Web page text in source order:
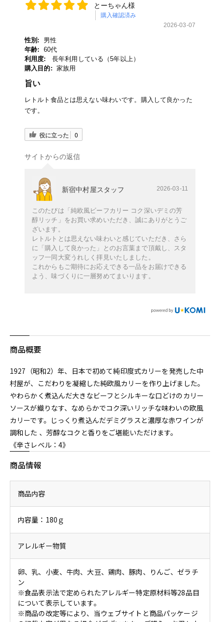
とーちゃん様
購入確認済み
2026-03-07
性別:
男性
年齢:
60代
利用度:
長年利用している（5年以上）
購入目的: 家族用
旨い
レトルト食品とは思えない味わいです。購入して良かった
です。
役に立った 0
サイトからの返信
新宿中村屋スタッフ 2026-03-11
このたびは「純欧風ビーフカリー コク深いデミの芳
醇リッチ」をお買い求めいただき、誠にありがとうご
ざいます。
レトルトとは思えない味わいと感じていただき、さら
に「購入して良かった」とのお言葉まで頂戴し、スタ
ッフ一同大変うれしく拝見いたしました。
これからもご期待にお応えできる一品をお届けできる
よう、味づくりに一層努めてまいります。
商品概要
1927（昭和2）年、日本で初めて純印度式カリーを発売した中
村屋が、こだわりを凝縮した純欧風カリーを作り上げました。
やわらかく煮込んだ大きなビーフとシルキーな口どけのカリー
ソースが織りなす、なめらかでコク深いリッチな味わいの欧風
カリーです。じっくり煮込んだデミグラスと濃厚な赤ワインが
調和した 、芳醇なコクと香りをご堪能いただけます。
《辛さレベル：4》
商品情報
商品内容
内容量：180ｇ
アレルギー物質
卵、乳、小麦、牛肉、大豆、鶏肉、豚肉、りんご、ゼラチ
ン
※食品表示法で定められたアレルギー特定原材料等28品目
について表示しています。
※商品の改定等により、当ウェブサイトと商品パッケージ